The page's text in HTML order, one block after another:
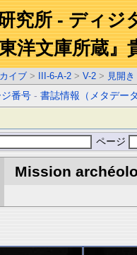
究所 - ディジ
洋文庫所蔵』
イブ > III-6-A-2 > V-2 > 見開き
番号 -書誌情報（メタデー
ページ
Mission